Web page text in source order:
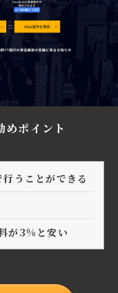
ポイント
うことができる
が3%と安い